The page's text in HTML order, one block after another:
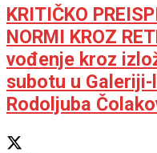
KRITIČKO
NORMI KROZ
vođenje kroz
subotu u
Rodoljuba